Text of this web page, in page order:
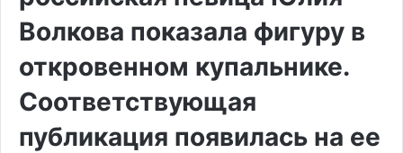
Волкова показала фигуру в
откровенном купальнике.
Соответствующая
публикация появилась на ее